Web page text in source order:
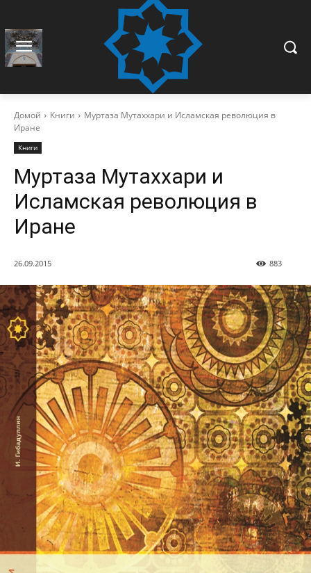
Домой Книги
Муртаза Мутаххари и Исламская революция в
Иране
Книги
Муртаза Мутаххари и
Исламская революция в
Иране
26.09.2015 883